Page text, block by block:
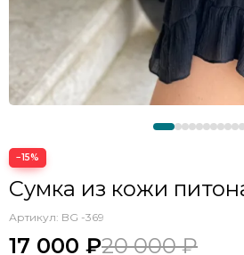
−15%
Сумка из кожи
Артикул: BG -369
17 000 ₽20 000 ₽